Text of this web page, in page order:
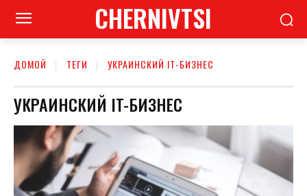
CHERNIVTSI
ДОМОЙ ТЕГИ УКРАИНСКИЙ IT-БИЗНЕС
УКРАИНСКИЙ IT-БИЗНЕС